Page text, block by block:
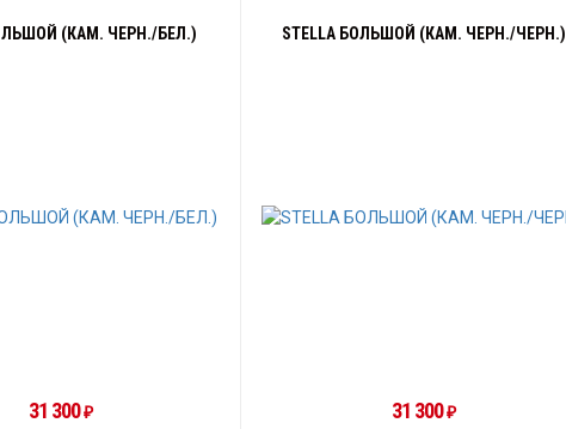
(КАМ. ЧЕРН./БЕЛ.)
31 300 ₽
STELLA БОЛЬШОЙ (КАМ. ЧЕРН./ЧЕРН.)
31 300₽